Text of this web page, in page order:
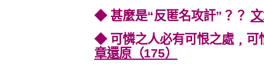
◆ 甚麼是“反匿名攻訐”？？
◆ 可憐之人必有可恨之處﹐可
章還原（175）